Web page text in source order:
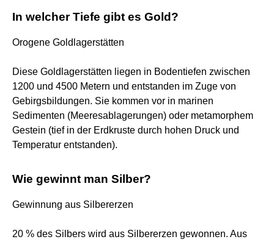
In welcher Tiefe gibt es Gold?
Orogene Goldlagerstätten
Diese Goldlagerstätten liegen in Bodentiefen zwischen
1200 und 4500 Metern und entstanden im Zuge von
Gebirgsbildungen. Sie kommen vor in marinen
Sedimenten (Meeresablagerungen) oder metamorphem
Gestein (tief in der Erdkruste durch hohen Druck und
Temperatur entstanden).
Wie gewinnt man Silber?
Gewinnung aus Silbererzen
20 % des Silbers wird aus Silbererzen gewonnen. Aus